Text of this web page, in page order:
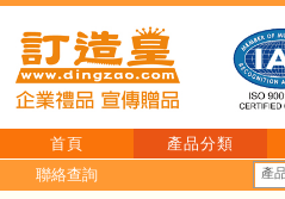
首頁 產品分類
聯絡查詢